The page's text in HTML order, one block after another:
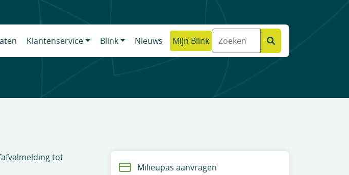
Klantenservice Blink Nieuws Mijn Blink
tot
Milieupas aanvragen